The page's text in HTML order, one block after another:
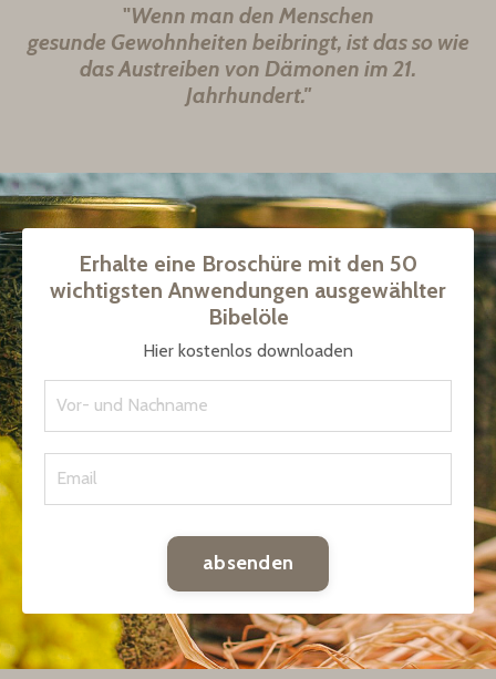
"Wenn man den Menschen
gesunde Gewohnheiten beibringt, ist das so wie
das Austreiben von Dämonen im 21.
Jahrhundert."
Erhalte eine Broschüre mit den 50
wichtigsten Anwendungen ausgewählter
Bibelöle
Hier kostenlos downloaden
absenden